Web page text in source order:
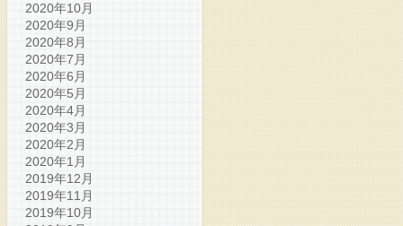
2020年10月
2020年9月
2020年8月
2020年7月
2020年6月
2020年5月
2020年4月
2020年3月
2020年2月
2020年1月
2019年12月
2019年11月
2019年10月